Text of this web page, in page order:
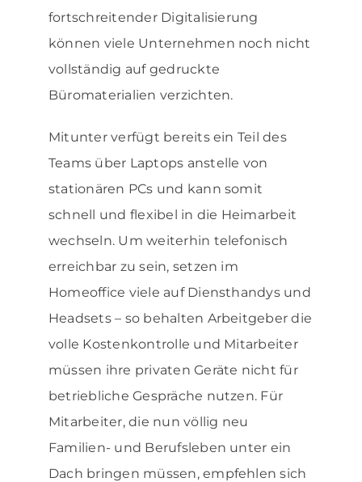
fortschreitender Digitalisierung
können viele Unternehmen noch nicht
vollständig auf gedruckte
Büromaterialien verzichten.
Mitunter verfügt bereits ein Teil des
Teams über Laptops anstelle von
stationären PCs und kann somit
schnell und flexibel in die Heimarbeit
wechseln. Um weiterhin telefonisch
erreichbar zu sein, setzen im
Homeoffice viele auf Diensthandys und
Headsets – so behalten Arbeitgeber die
volle Kostenkontrolle und Mitarbeiter
müssen ihre privaten Geräte nicht für
betriebliche Gespräche nutzen. Für
Mitarbeiter, die nun völlig neu
Familien- und Berufsleben unter ein
Dach bringen müssen, empfehlen sich